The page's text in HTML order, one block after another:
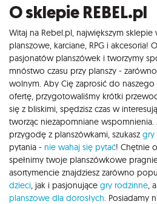
O sklepie REBEL.pl
Witaj na Rebel.pl, największym
planszowe, karciane, RPG i akcesoria!
pasjonatów planszówek i tworzymy
mnóstwo czasu przy planszy -
wolnym. Aby Cię zaprosić do naszego
ofertę, przygotowaliśmy krótki
się z bliskimi, spędzisz czas w
tworząc niezapomniane wspomnienia.
przygodę z planszówkami, szukasz gry
pytania - nie wahaj się pytać! Chętnie
spełnimy twoje planszówkowe
asortymencie znajdziesz zarówno
dzieci , jak i pasjonujące gry rodzinne ,
planszowe dla dorosłych . Posiadamy